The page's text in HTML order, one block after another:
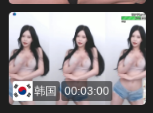
韩国 00:03:00